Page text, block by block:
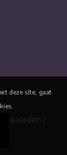
deze site, gaat